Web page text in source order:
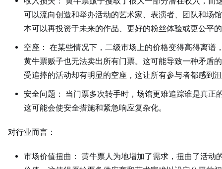
可以流向创造和举办活动的艺术家、表演者、团队和场
本可以再投资于未来的作品、更好的粉丝体验或更公平
空座： 在某些情况下，二级市场上的价格变得高得离谱
黄牛票贩子也无法卖出所有门票。这可能导致一种矛盾
受追捧的活动却有明显的空座，这让所有参与者都感到
安全问题： 当门票多次转手时，场馆更难追踪谁是真正
这可能会使安全措施和紧急响应复杂化。
对行业而言：
市场价值扭曲： 黄牛票人为地增加了需求，扭曲了活动